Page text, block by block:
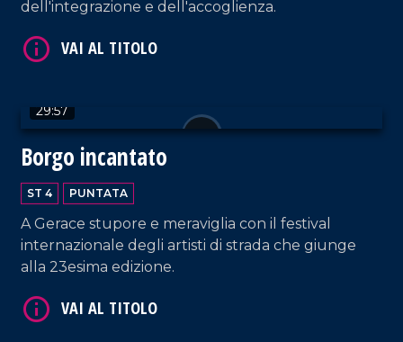
dell'integrazione e dell'accoglienza.
29:57
Borgo incantato
ST 4 PUNTATA
A Gerace stupore e meraviglia con il festival
internazionale degli artisti di strada che giunge
alla 23esima edizione.
VAI AL TITOLO